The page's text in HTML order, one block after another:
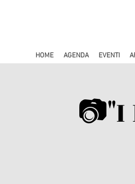
HOME AGENDA EVENTI